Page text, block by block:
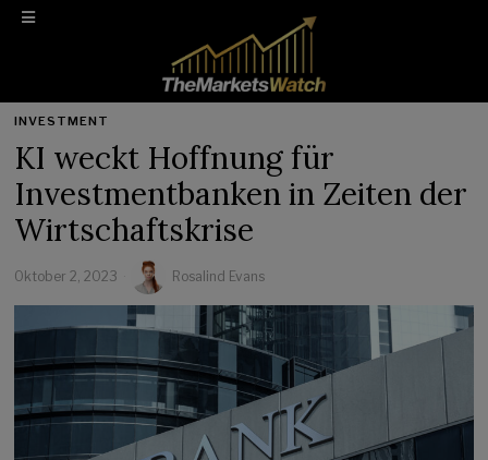
INVESTMENT
KI weckt Hoffnung für
Investmentbanken in Zeiten der
Wirtschaftskrise
Oktober 2, 2023 Rosalind Evans